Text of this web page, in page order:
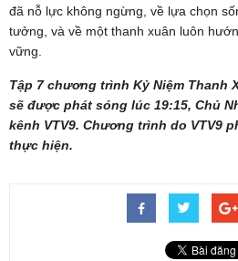
đã nỗ lực không ngừng, về lựa chọn
tưởng, và về một thanh xuân luôn
vững.
Tập 7 chương trình Kỷ Niệm Thanh
sẽ được phát sóng lúc 19:15, Chủ
kênh VTV9. Chương trình do VTV9
thực hiện.